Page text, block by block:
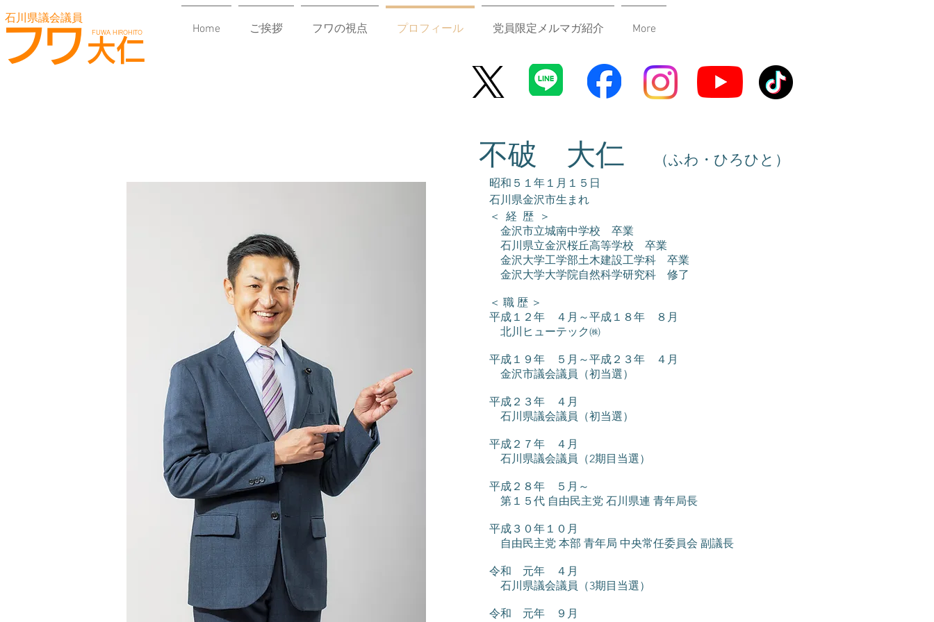
フワ
石川県議会議員
石川県議会議員
​FUWA HIROHITO
大仁
Home ご挨拶 フワの視点 プロフィール 党員限定メルマガ紹介 More
不破 大仁 （ふわ・ひろひと）
＜ 経 歴 ＞
金沢市立城南中学校 卒業
石川県立金沢桜丘高等学校 卒業
金沢大学工学部土木建設工学科 卒業
金沢大学大学院自然科学研究科 修了
＜ 職 歴 ＞
平成１２年 ４月～平成１８年 ８月
北川ヒューテック㈱
平成１９年 ５月～平成２３年 ４月
金沢市議会議員（初当選）
平成２３年 ４月
石川県議会議員（初当選）
平成２７年 ４月
石川県議会議員（2期目当選）
平成２８年 ５月～
第１５代 自由民主党 石川県連 青年局長
平成３０年１０月
自由民主党 本部 青年局 中央常任委員会 副議長
令和 元年 ４月
石川県議会議員（3期目当選）
令和 元年 ９月
昭和５１年１月１５日
石川県金沢市生まれ